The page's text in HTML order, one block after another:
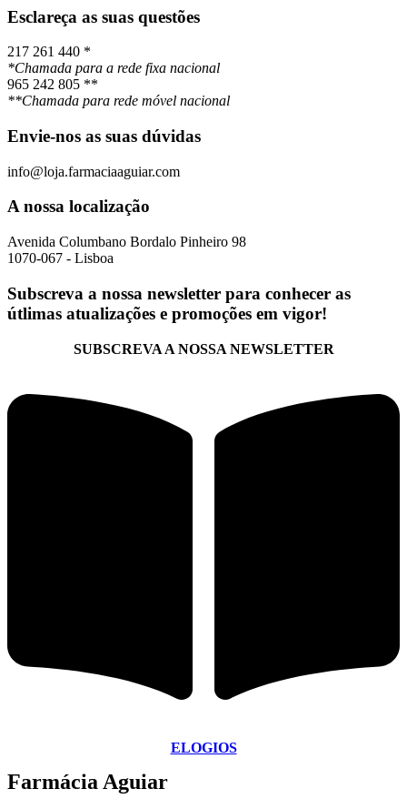
Esclareça as suas questões
217 261 440 *
*Chamada para a rede fixa nacional
965 242 805 **
**Chamada para rede móvel nacional
Envie-nos as suas dúvidas
info@loja.farmaciaaguiar.com
A nossa localização
Avenida Columbano Bordalo Pinheiro 98
1070-067 - Lisboa
Subscreva a nossa newsletter para conhecer as
útlimas atualizações e promoções em vigor!
SUBSCREVA A NOSSA NEWSLETTER
ELOGIOS
Farmácia Aguiar